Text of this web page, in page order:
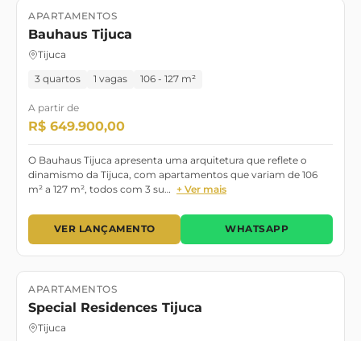
Lançamento
APARTAMENTOS
Bauhaus Tijuca
Tijuca
3 quartos 1 vagas 106 - 127 m²
A partir de
R$ 649.900,00
O Bauhaus Tijuca apresenta uma arquitetura que reflete o
dinamismo da Tijuca, com apartamentos que variam de 106
m² a 127 m², todos com 3 su… + Ver mais
VER LANÇAMENTO WHATSAPP
Lançamento
APARTAMENTOS
Special Residences Tijuca
Tijuca